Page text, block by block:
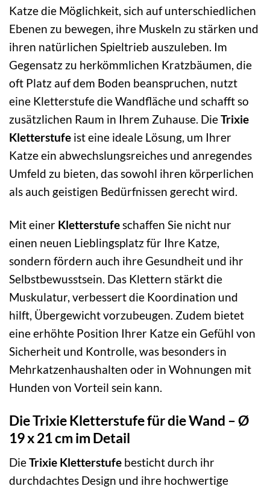
Katze die Möglichkeit, sich auf unterschiedlichen
Ebenen zu bewegen, ihre Muskeln zu stärken und
ihren natürlichen Spieltrieb auszuleben. Im
Gegensatz zu herkömmlichen Kratzbäumen, die
oft Platz auf dem Boden beanspruchen, nutzt
eine Kletterstufe die Wandfläche und schafft so
zusätzlichen Raum in Ihrem Zuhause. DieTrixie
Kletterstufe ist eine ideale Lösung, um Ihrer
Katze ein abwechslungsreiches und anregendes
Umfeld zu bieten, das sowohl ihren körperlichen
als auch geistigen Bedürfnissen gerecht wird.
Mit einer Kletterstufeschaffen Sie nicht nur
einen neuen Lieblingsplatz für Ihre Katze,
sondern fördern auch ihre Gesundheit und ihr
Selbstbewusstsein. Das Klettern stärkt die
Muskulatur, verbessert die Koordination und
hilft, Übergewicht vorzubeugen. Zudem bietet
eine erhöhte Position Ihrer Katze ein Gefühl von
Sicherheit und Kontrolle, was besonders in
Mehrkatzenhaushalten oder in Wohnungen mit
Hunden von Vorteil sein kann.
Die Trixie Kletterstufe für die Wand – Ø
19 x 21 cm im Detail
DieTrixie Kletterstufe besticht durch ihr
durchdachtes Design und ihre hochwertige